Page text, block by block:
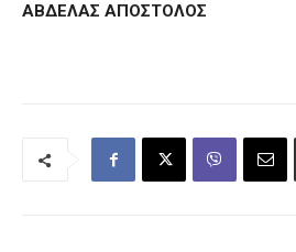
ΑΒΔΕΛΑΣ ΑΠΟΣΤΟΛΟΣ